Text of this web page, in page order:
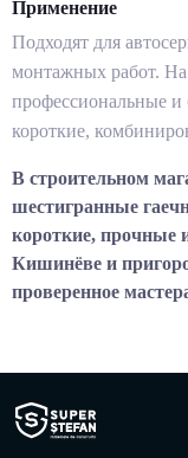
Применение
Подходят для
монтажных работ. На
профессиональные
короткие,
В строительном
шестигранные
короткие, прочные
Кишинёве и
проверенное